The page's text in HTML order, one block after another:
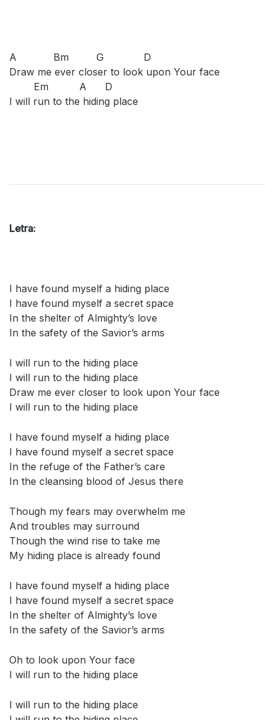
A Bm G D
Draw me ever closer to look upon Your face
Em A D
I will run to the hiding place
Letra:
I have found myself a hiding place
I have found myself a secret space
In the shelter of Almighty’s love
In the safety of the Savior’s arms
I will run to the hiding place
I will run to the hiding place
Draw me ever closer to look upon Your face
I will run to the hiding place
I have found myself a hiding place
I have found myself a secret space
In the refuge of the Father’s care
In the cleansing blood of Jesus there
Though my fears may overwhelm me
And troubles may surround
Though the wind rise to take me
My hiding place is already found
I have found myself a hiding place
I have found myself a secret space
In the shelter of Almighty’s love
In the safety of the Savior’s arms
Oh to look upon Your face
I will run to the hiding place
I will run to the hiding place